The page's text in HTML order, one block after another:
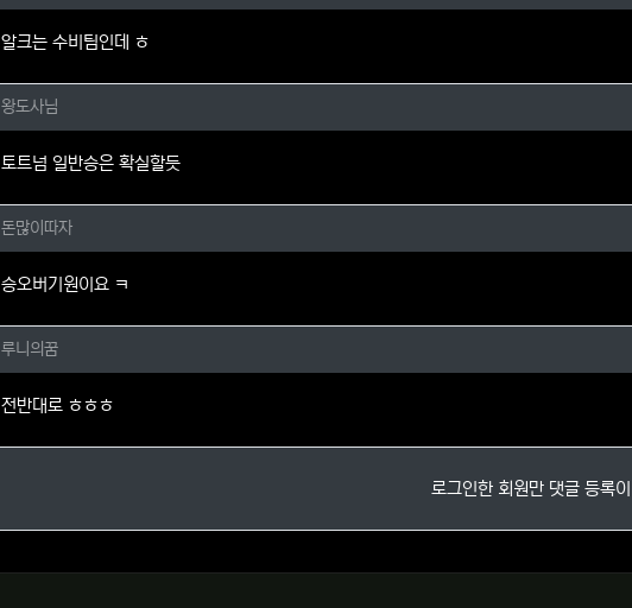
알크는 수비팀인데 ㅎ
왕도사님님의 댓글
왕도사님
토트넘 일반승은 확실할듯
돈많이따자님의 댓글
돈많이따자
승오버기원이요 ㅋ
루니의꿈님의 댓글
루니의꿈
전반대로 ㅎㅎㅎ
로그인한 회원만 댓글 등록